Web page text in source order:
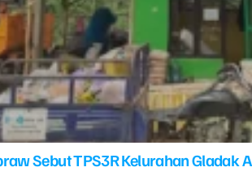
Sebut TPS3R Kelurahan Gladak